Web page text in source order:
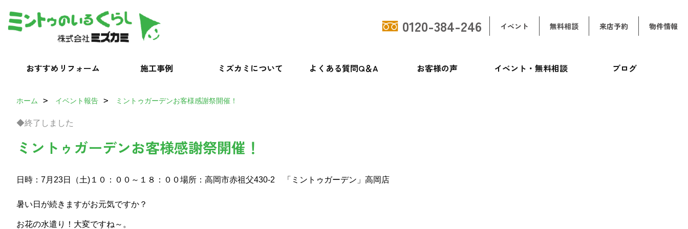
0120-384-246 イベント 無料相談 来店予約 物件情報
おすすめリフォーム 施工事例 ミズカミについて よくある質問Q＆A お客様の声 イベント・無料相談 ブログ
ホーム イベント報告 ミントゥガーデンお客様感謝祭開催！
◆終了しました
ミントゥガーデンお客様感謝祭開催！
日時：7月23日（土)１０：００～１８：００場所：高岡市赤祖父430-2 「ミントゥガーデン」高岡店
暑い日が続きますがお元気ですか？
お花の水遣り！大変ですね～。